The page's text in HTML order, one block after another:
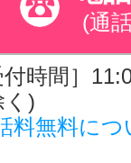
(通
付時間］
く)
料無料につ